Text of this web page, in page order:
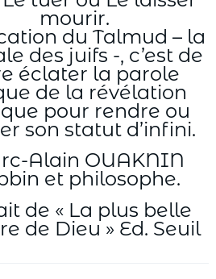
mourir.
du Talmud – la
des juifs -, c’est de
éclater la parole
de la révélation
pour rendre ou
son statut d’infini.
Alain OUAKNIN
et philosophe.
de « La plus belle
de Dieu » Ed. Seuil